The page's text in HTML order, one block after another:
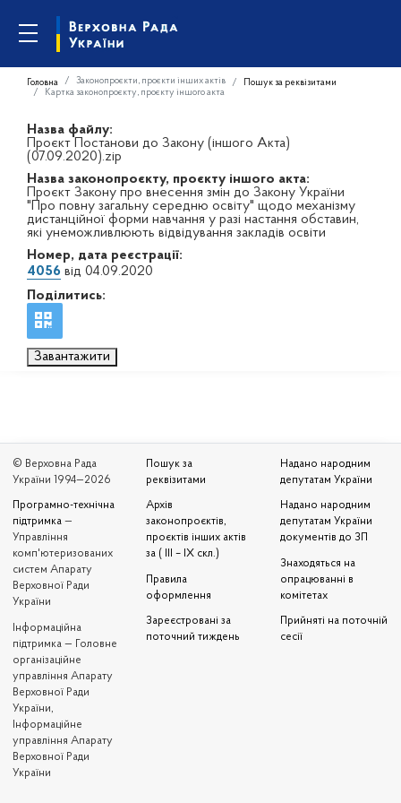
Головна Законопроєкти, проєкти інших актів
Пошук за реквізитами
Картка законопроєкту, проєкту іншого акта
Назва файлу:
Проєкт Постанови до Закону (іншого Акта)
(07.09.2020).zip
Назва законопроєкту, проєкту іншого акта:
Проєкт Закону про внесення змін до Закону України
"Про повну загальну середню освіту" щодо механізму
дистанційної форми навчання у разі настання обставин,
які унеможливлюють відвідування закладів освіти
Номер, дата реєстрації:
4056 від 04.09.2020
Поділитись:
Завантажити
© Верховна Рада
України 1994—2026
Програмно-технічна
підтримка —
Управління
комп'ютеризованих
систем Апарату
Верховної Ради
України
Iнформаційна
підтримка — Головне
організаційне
управління Апарату
Верховної Ради
України,
Інформаційне
управління Апарату
Верховної Ради
України
Пошук за
реквізитами
Архів
законопроєктів,
проєктів інших актів
за ( III – IX скл.)
Правила
оформлення
Зареєстровані за
поточний тиждень
Надано народним
депутатам України
Надано народним
депутатам України
документів до ЗП
Знаходяться на
опрацюванні в
комітетах
Прийняті на поточній
сесії